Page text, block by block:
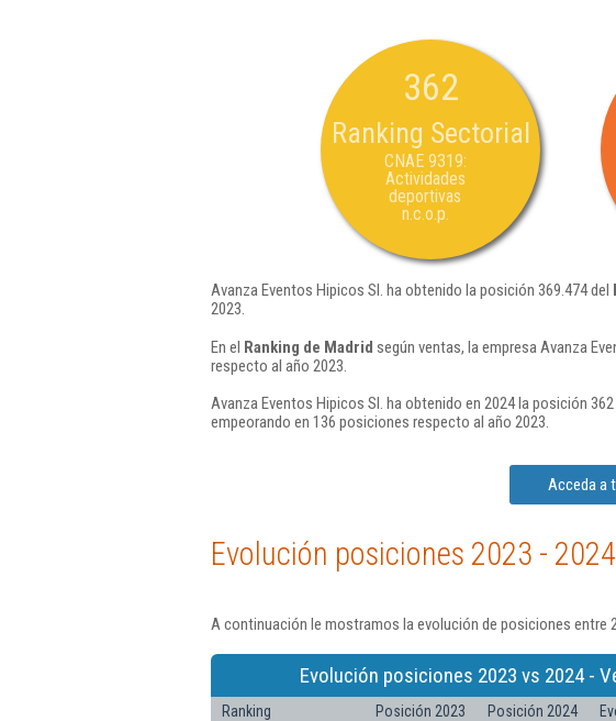
362
Ranking Sectorial
CNAE 9319:
Actividades
deportivas
n.c.o.p.
Avanza Eventos Hipicos Sl. ha obtenido la posición 369.474 del
2023.
En el Ranking de Madrid según ventas, la empresa Avanza
respecto al año 2023.
Avanza Eventos Hipicos Sl. ha obtenido en 2024 la posición 362
empeorando en 136 posiciones respecto al año 2023.
Acceda a
Evolución posiciones 2023 - 2024
A continuación le mostramos la evolución de posiciones entre
Evolución posiciones 2023 vs 2024 -
Ranking Posición 2023 Posición 2024